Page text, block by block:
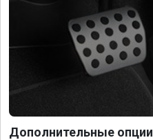
Дополнительные опции